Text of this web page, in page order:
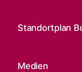
Standortplan
Medien